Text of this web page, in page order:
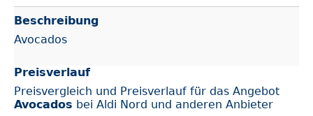
Beschreibung
Avocados
Preisverlauf
Preisvergleich und Preisverlauf für das Angebot
Avocados bei Aldi Nord und anderen Anbieter